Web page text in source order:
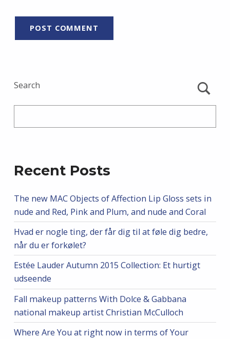
Search
Recent Posts
The new MAC Objects of Affection Lip Gloss sets in
nude and Red, Pink and Plum, and nude and Coral
Hvad er nogle ting, der får dig til at føle dig bedre,
når du er forkølet?
Estée Lauder Autumn 2015 Collection: Et hurtigt
udseende
Fall makeup patterns With Dolce & Gabbana
national makeup artist Christian McCulloch
Where Are You at right now in terms of Your